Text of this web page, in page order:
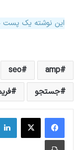
این نوشته یک پست
amp
seo
جستجو
چاپ